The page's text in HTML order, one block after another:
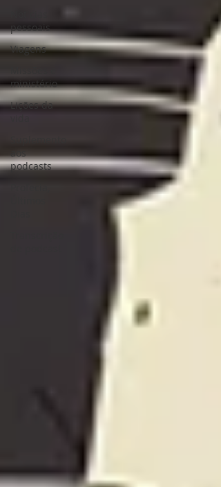
pessoais
Viagens
ministério
Lições da
aos
podcasts